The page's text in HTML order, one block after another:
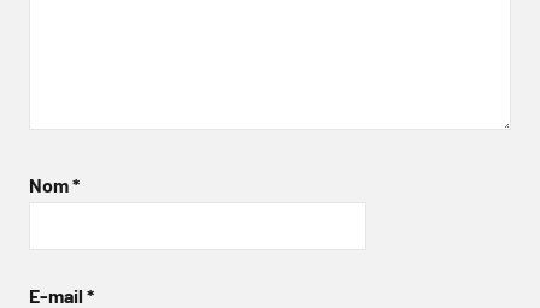
Nom*
E-mail *